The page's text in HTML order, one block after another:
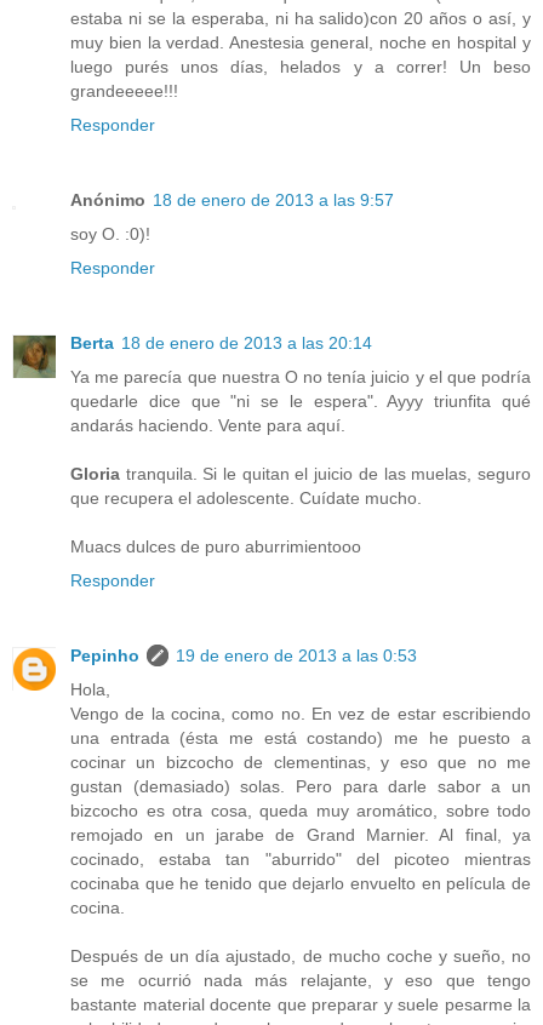
estaba ni se la esperaba, ni ha salido)con 20 años o así, y
muy bien la verdad. Anestesia general, noche en hospital y
luego purés unos días, helados y a correr! Un beso
grandeeeee!!!
Responder
Anónimo 18 de enero de 2013 a las 9:57
soy O. :0)!
Responder
Berta 18 de enero de 2013 a las 20:14
Ya me parecía que nuestra O no tenía juicio y el que podría
quedarle dice que "ni se le espera". Ayyy triunfita qué
andarás haciendo. Vente para aquí.
Gloria tranquila. Si le quitan el juicio de las muelas, seguro
que recupera el adolescente. Cuídate mucho.
Muacs dulces de puro aburrimientooo
Responder
Pepinho
19 de enero de 2013 a las 0:53
Hola,
Vengo de la cocina, como no. En vez de estar escribiendo
una entrada (ésta me está costando) me he puesto a
cocinar un bizcocho de clementinas, y eso que no me
gustan (demasiado) solas. Pero para darle sabor a un
bizcocho es otra cosa, queda muy aromático, sobre todo
remojado en un jarabe de Grand Marnier. Al final, ya
cocinado, estaba tan "aburrido" del picoteo mientras
cocinaba que he tenido que dejarlo envuelto en película de
cocina.
Después de un día ajustado, de mucho coche y sueño, no
se me ocurrió nada más relajante, y eso que tengo
bastante material docente que preparar y suele pesarme la